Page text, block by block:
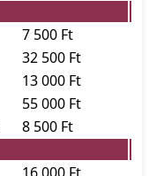
7 500 Ft
32 500 Ft
13 000 Ft
55 000 Ft
8 500 Ft